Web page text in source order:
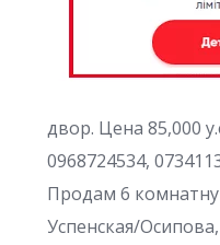
двор. Цена 85,000
0968724534,
Продам 6
Успенская/